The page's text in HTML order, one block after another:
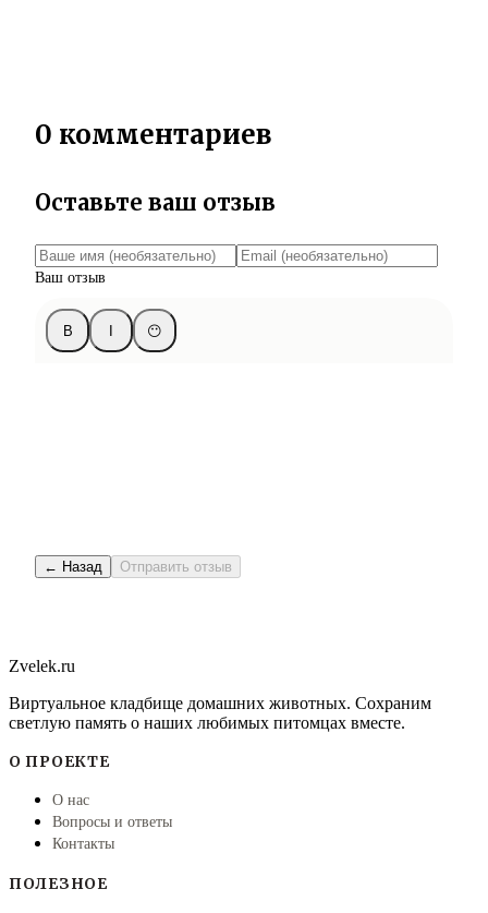
0 комментариев
Оставьте ваш отзыв
Ваш отзыв
B I 😶
← Назад Отправить отзыв
Zvelek.ru
Виртуальное кладбище домашних животных. Сохраним
светлую память о наших любимых питомцах вместе.
О ПРОЕКТЕ
О нас
Вопросы и ответы
Контакты
ПОЛЕЗНОЕ